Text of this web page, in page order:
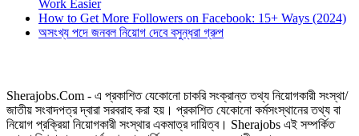
Work Easier
How to Get More Followers on Facebook: 15+ Ways (2024)
অসংখ্য পদে জনবল নিয়োগ দেবে বসুন্ধরা গ্রুপ
Sherajobs.Com - এ প্রকাশিত যেকোনো চাকরি সংক্রান্ত তথ্য নিয়োগকারী সংস্থা/
জাতীয় সংবাদপত্র দ্বারা সরবরাহ করা হয়। প্রকাশিত যেকোনো কর্মসংস্থানের তথ্য বা
নিয়োগ প্রক্রিয়া নিয়োগকারী সংস্থার একমাত্র দায়িত্ব। Sherajobs এই সম্পর্কিত